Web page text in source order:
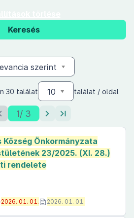
Keresés
szerint
30 találat 10 találat / oldal
1/ 3
Község Önkormányzata
23/2025. (XI. 28.)
rendelete
2026. 01. 01. 2026. 01. 01.